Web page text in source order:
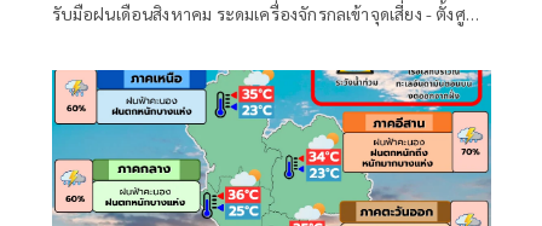
รับมือฝนเดือนสิงหาคม ระดมเครื่องจักรกลเข้าจุดเสี่ยง - ตั้งศูนย์